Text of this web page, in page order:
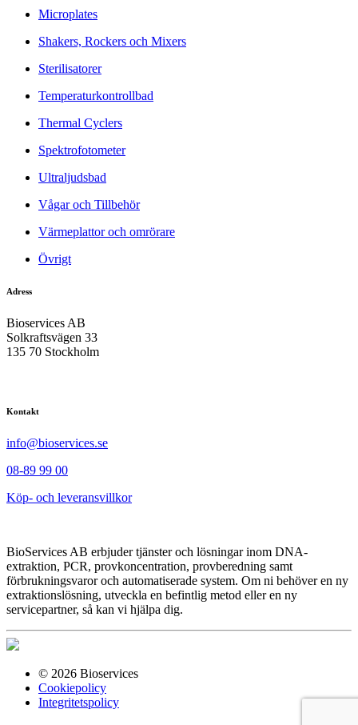
Microplates
Shakers, Rockers och Mixers
Sterilisatorer
Temperaturkontrollbad
Thermal Cyclers
Spektrofotometer
Ultraljudsbad
Vågar och Tillbehör
Värmeplattor och omrörare
Övrigt
Adress
Bioservices AB
Solkraftsvägen 33
135 70 Stockholm
Kontakt
info@bioservices.se
08-89 99 00
Köp- och leveransvillkor
BioServices AB erbjuder tjänster och lösningar inom DNA-
extraktion, PCR, provkoncentration, provberedning samt
förbrukningsvaror och automatiserade system. Om ni behöver en ny
extraktionslösning, utveckla en befintlig metod eller en ny
servicepartner, så kan vi hjälpa dig.
© 2026 Bioservices
Cookiepolicy
Integritetspolicy